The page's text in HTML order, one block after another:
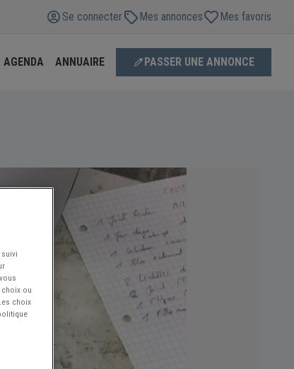
Se connecter Mes annonces Mes favoris
AGENDA ANNUAIRE PASSER UNE ANNONCE
ou
choix